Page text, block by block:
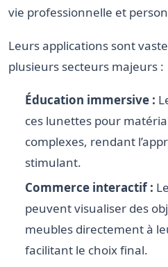
vie professionnelle et
Leurs applications sont
plusieurs secteurs majeurs :
Éducation immersive :
ces lunettes pour
complexes, rendant
stimulant.
Commerce interactif :
peuvent visualiser des
meubles directement à
facilitant le choix final.